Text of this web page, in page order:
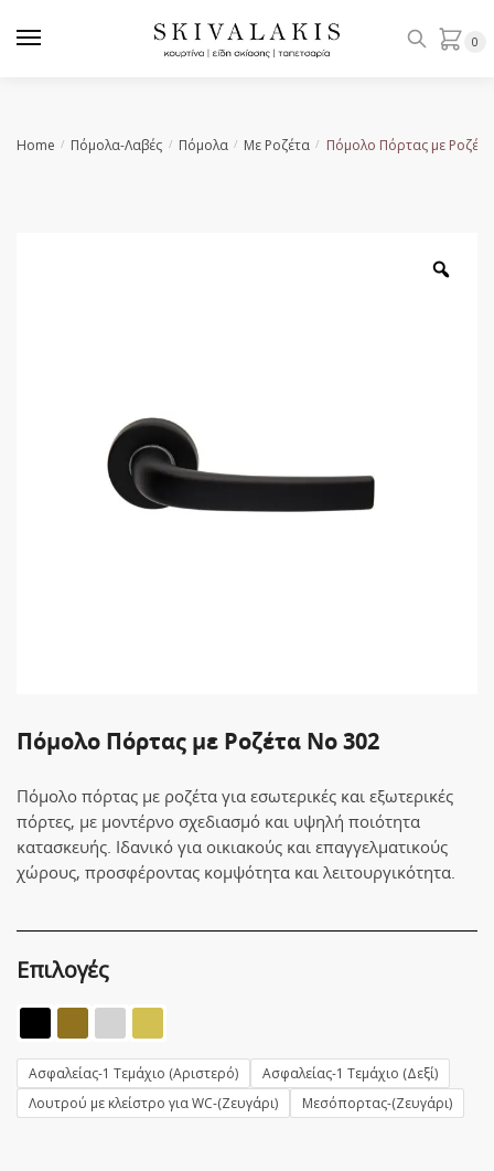
0
Home / Πόμολα-Λαβές / Πόμολα / Με Ροζέτα / Πόμολο Πόρτας με
Πόμολο Πόρτας με Ροζέτα No 302
Πόμολο πόρτας με ροζέτα για εσωτερικές και εξωτερικές
πόρτες, με μοντέρνο σχεδιασμό και υψηλή ποιότητα
κατασκευής. Ιδανικό για οικιακούς και επαγγελματικούς
χώρους, προσφέροντας κομψότητα και λειτουργικότητα.
Επιλογές
Ασφαλείας-1 Τεμάχιο (Αριστερό)
Ασφαλείας-1 Τεμάχιο (Δεξί)
Λουτρού με κλείστρο για WC-(Ζευγάρι)
Μεσόπορτας-(Ζευγάρι)